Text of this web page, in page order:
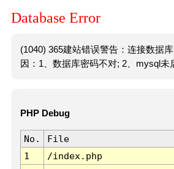
Database Error
(1040) 365建站错误警告：连接数据
因：1、数据库密码不对; 2、mysql未
PHP Debug
No. File
1
/index.php